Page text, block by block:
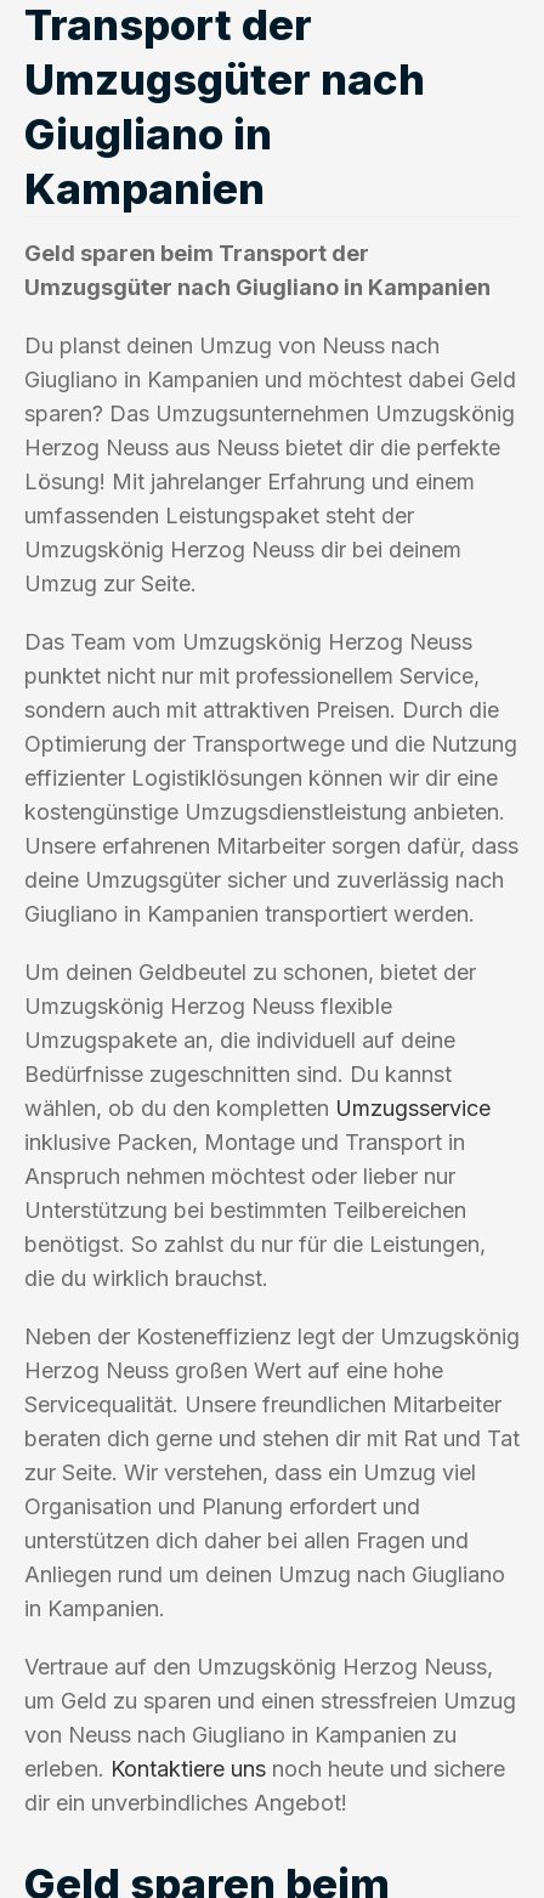
Transport der
Umzugsgüter nach
Giugliano in
Kampanien
Geld sparen beim Transport der
Umzugsgüter nach Giugliano in Kampanien
Du planst deinen Umzug von Neuss nach
Giugliano in Kampanien und möchtest dabei Geld
sparen? Das Umzugsunternehmen Umzugskönig
Herzog Neuss aus Neuss bietet dir die perfekte
Lösung! Mit jahrelanger Erfahrung und einem
umfassenden Leistungspaket steht der
Umzugskönig Herzog Neuss dir bei deinem
Umzug zur Seite.
Das Team vom Umzugskönig Herzog Neuss
punktet nicht nur mit professionellem Service,
sondern auch mit attraktiven Preisen. Durch die
Optimierung der Transportwege und die Nutzung
effizienter Logistiklösungen können wir dir eine
kostengünstige Umzugsdienstleistung anbieten.
Unsere erfahrenen Mitarbeiter sorgen dafür, dass
deine Umzugsgüter sicher und zuverlässig nach
Giugliano in Kampanien transportiert werden.
Um deinen Geldbeutel zu schonen, bietet der
Umzugskönig Herzog Neuss flexible
Umzugspakete an, die individuell auf deine
Bedürfnisse zugeschnitten sind. Du kannst
wählen, ob du den kompletten Umzugsservice
inklusive Packen, Montage und Transport in
Anspruch nehmen möchtest oder lieber nur
Unterstützung bei bestimmten Teilbereichen
benötigst. So zahlst du nur für die Leistungen,
die du wirklich brauchst.
Neben der Kosteneffizienz legt der Umzugskönig
Herzog Neuss großen Wert auf eine hohe
Servicequalität. Unsere freundlichen Mitarbeiter
beraten dich gerne und stehen dir mit Rat und Tat
zur Seite. Wir verstehen, dass ein Umzug viel
Organisation und Planung erfordert und
unterstützen dich daher bei allen Fragen und
Anliegen rund um deinen Umzug nach Giugliano
in Kampanien.
Vertraue auf den Umzugskönig Herzog Neuss,
um Geld zu sparen und einen stressfreien Umzug
von Neuss nach Giugliano in Kampanien zu
erleben. Kontaktiere uns noch heute und sichere
dir ein unverbindliches Angebot!
Geld sparen beim